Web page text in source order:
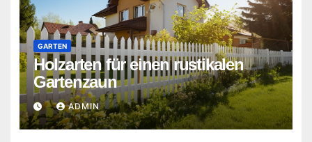
GARTEN
Holzarten für einen rustikalen
Gartenzaun
ADMIN